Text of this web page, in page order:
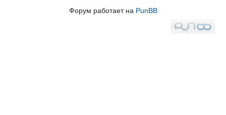
Форум работает на PunBB